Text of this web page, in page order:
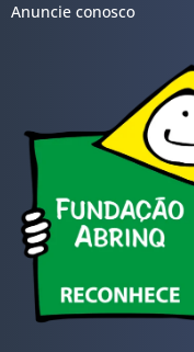
Anuncie conosco